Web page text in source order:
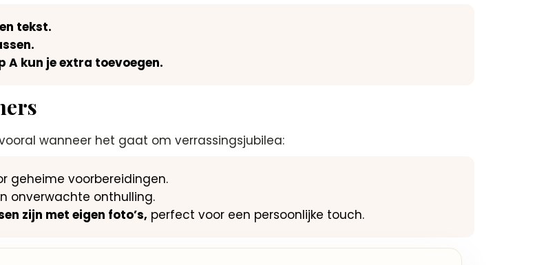
tekst.
A kun je extra toevoegen.
wanneer het gaat om verrassingsjubilea:
geheime voorbereidingen.
onverwachte onthulling.
zijn met eigen foto’s, perfect voor een persoonlijke touch.